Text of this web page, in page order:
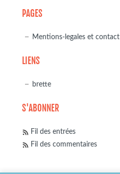
PAGES
Mentions-legales et contact
LIENS
brette
S'ABONNER
Fil des entrées
Fil des commentaires